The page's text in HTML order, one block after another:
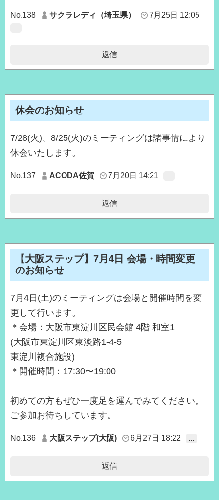
No.138 サクラレディ（埼玉県） 7月25日 12:05
…
返信
休会のお知らせ
7/28(火)、8/25(火)のミーティングは諸事情により
休会いたします。
No.137 ACODA佐賀 7月20日 14:21
返信
【大阪ステップ】7月4日 会場・時間変更
のお知らせ
7月4日(土)のミーティングは会場と開催時間を変
更して行います。
＊会場：大阪市東淀川区民会館 4階 和室1
(大阪市東淀川区東淡路1-4-5
東淀川複合施設)
＊開催時間：17:30〜19:00
初めての方もぜひ一度足を運んでみてください。
ご参加お待ちしています。
No.136 大阪ステップ(大阪) 6月27日 18:22
返信